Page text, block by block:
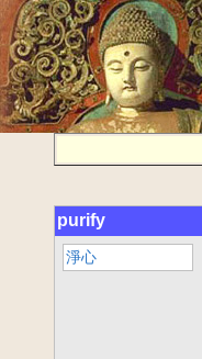
purify
淨心